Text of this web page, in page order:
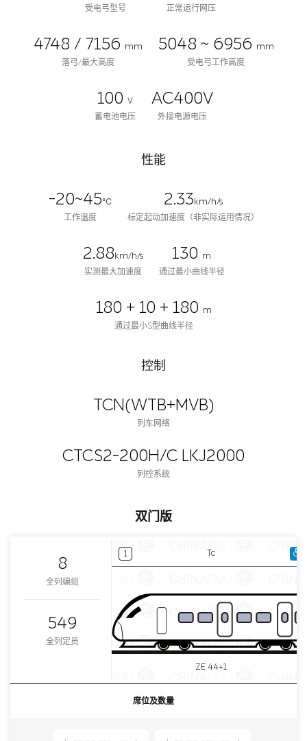
受电弓型号
正常运行网压
4748 / 7156 mm
落弓/最大高度
5048 ~ 6956 mm
受电弓工作高度
100 V
蓄电池电压
AC400V
外接电源电压
性能
-20~45℃
工作温度
2.33 km/h/s
标定起动加速度（非实际运用情况）
2.88 km/h/s
实测最大加速度
130 m
通过最小曲线半径
180 + 10 + 180 m
通过最小S型曲线半径
控制
TCN(WTB+MVB)
列车网络
CTCS2-200H/C LKJ2000
列控系统
双门版
8
全列编组
549
全列定员
1 Tc
ZE 44+1
席位及数量